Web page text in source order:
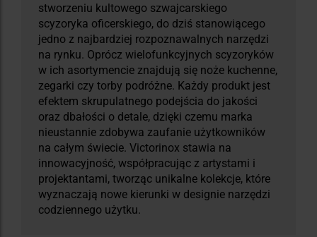
stworzeniu kultowego szwajcarskiego
scyzoryka oficerskiego, do dziś stanowiącego
jedno z najbardziej rozpoznawalnych narzędzi
na rynku. Oprócz wielofunkcyjnych scyzoryków
w ich asortymencie znajdują się noże kuchenne,
zegarki czy torby podróżne. Każdy produkt jest
efektem skrupulatnego podejścia do jakości
oraz dbałości o detale, dzięki czemu marka
nieustannie zdobywa zaufanie użytkowników
na całym świecie. Victorinox stawia na
innowacyjność, współpracując z artystami i
projektantami, tworząc unikalne kolekcje, które
wyznaczają nowe kierunki w designie narzędzi
codziennego użytku.